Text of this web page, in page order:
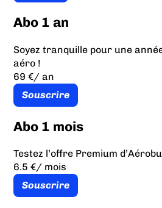
Abo 1 an
Soyez tranquille pour une
aéro !
69 €/ an
Souscrire
Abo 1 mois
Testez l’offre Premium
6.5 €/ mois
Souscrire